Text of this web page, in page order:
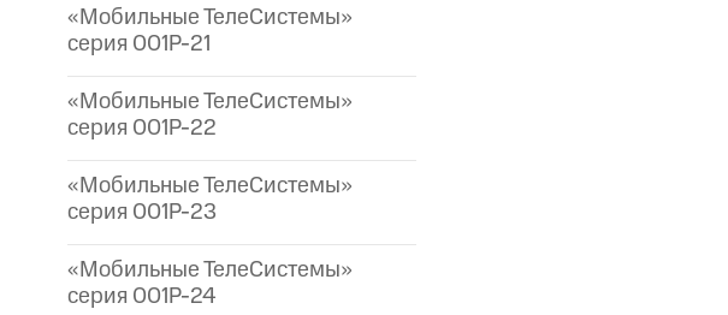
«Мобильные ТелеСистемы»
серия 001P-21
«Мобильные ТелеСистемы»
серия 001P-22
«Мобильные ТелеСистемы»
серия 001P-23
«Мобильные ТелеСистемы»
серия 001P-24